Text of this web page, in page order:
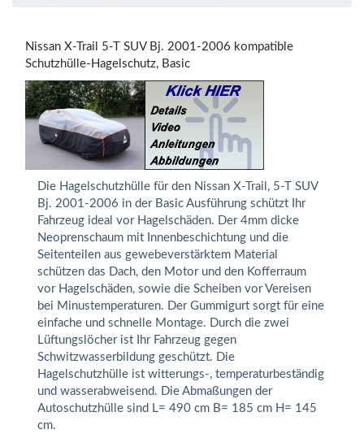
Nissan X-Trail 5-T SUV Bj. 2001-2006 kompatible
Schutzhülle-Hagelschutz, Basic
Die Hagelschutzhülle für den Nissan X-Trail, 5-T SUV
Bj. 2001-2006 in der Basic Ausführung schützt Ihr
Fahrzeug ideal vor Hagelschäden. Der 4mm dicke
Neoprenschaum mit Innenbeschichtung und die
Seitenteilen aus gewebeverstärktem Material
schützen das Dach, den Motor und den Kofferraum
vor Hagelschäden, sowie die Scheiben vor Vereisen
bei Minustemperaturen. Der Gummigurt sorgt für eine
einfache und schnelle Montage. Durch die zwei
Lüftungslöcher ist Ihr Fahrzeug gegen
Schwitzwasserbildung geschützt. Die
Hagelschutzhülle ist witterungs-, temperaturbeständig
und wasserabweisend. Die Abmaßungen der
Autoschutzhülle sind L= 490 cm B= 185 cm H= 145
cm.